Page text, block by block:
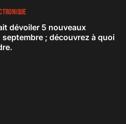
dévoiler 5 nouveaux
; découvrez à quoi